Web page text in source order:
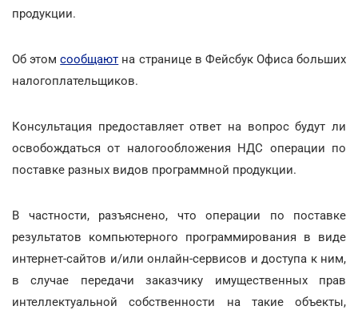
продукции.
Об этомсообщают на странице в Фейсбук Офиса больших
налогоплательщиков.
Консультация предоставляет ответ на вопрос будут ли
освобождаться от налогообложения НДС операции по
поставке разных видов программной продукции.
В частности, разъяснено, что операции по поставке
результатов компьютерного программирования в виде
интернет-сайтов и/или онлайн-сервисов и доступа к ним,
в случае передачи заказчику имущественных прав
интеллектуальной собственности на такие объекты,